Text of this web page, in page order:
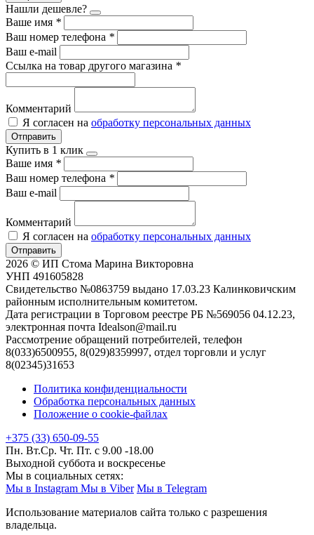
Нашли дешевле?
Ваше имя *
Ваш номер телефона *
Ваш e-mail
Ссылка на товар другого магазина *
Комментарий
Я согласен на обработку персональных данных
Отправить
Купить в 1 клик
Ваше имя *
Ваш номер телефона *
Ваш e-mail
Комментарий
Я согласен на обработку персональных данных
Отправить
2026 © ИП Стома Марина Викторовна
УНП 491605828
Свидетельство №0863759 выдано 17.03.23 Калинковичским
районным исполнительным комитетом.
Дата регистрации в Торговом реестре РБ №569056 04.12.23,
электронная почта Idealson@mail.ru
Рассмотрение обращений потребителей, телефон
8(033)6500955, 8(029)8359997, отдел торговли и услуг
8(02345)31653
Политика конфиденциальности
Обработка персональных данных
Положение о cookie-файлах
+375 (33) 650-09-55
Пн. Вт.Ср. Чт. Пт. с 9.00 -18.00
Выходной суббота и воскресенье
Мы в социальных сетях:
Мы в Instagram Мы в Viber Мы в Telegram
Использование материалов сайта только с разрешения
владельца.